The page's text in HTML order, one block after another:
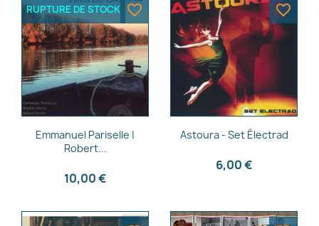
Aperçu rapide
Emmanuel Pariselle |
Robert...
10,00 €
RUPTURE DE STOCK favorite_border
Aperçu rapide
Astoura - Set Électrad
6,00 €
favorite_border